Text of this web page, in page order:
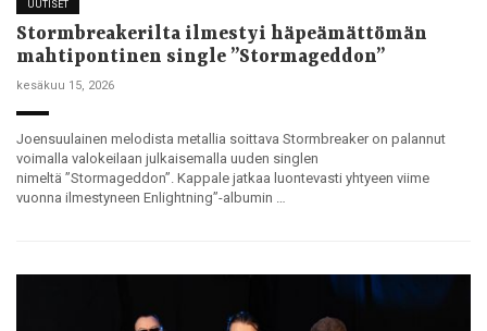
UUTISET
Stormbreakerilta ilmestyi häpeämättömän
mahtipontinen single ”Stormageddon”
kesäkuu 15, 2026
Joensuulainen melodista metallia soittava Stormbreaker on palannut
voimalla valokeilaan julkaisemalla uuden singlen
nimeltä ”Stormageddon”. Kappale jatkaa luontevasti yhtyeen viime
vuonna ilmestyneen Enlightning”-albumin …